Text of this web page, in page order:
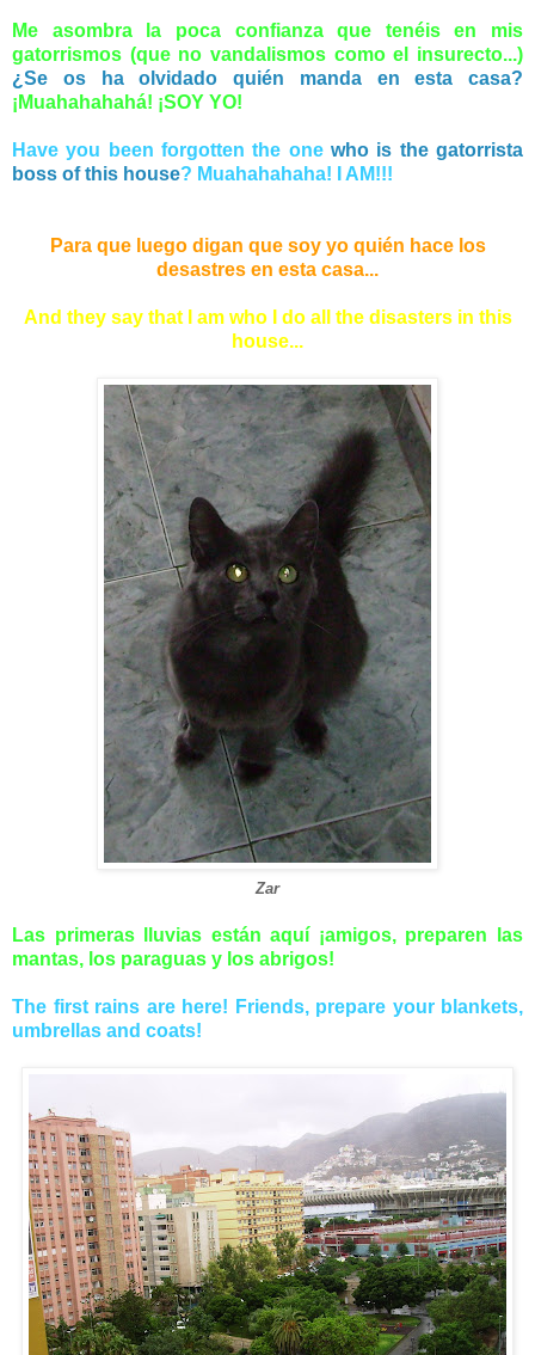
Me asombra la poca confianza que tenéis en mis
gatorrismos (que no vandalismos como el insurecto...)
¿Se os ha olvidado quién manda en esta casa?
¡Muahahahahá! ¡SOY YO!
Have you been forgotten the one who is the gatorrista
boss of this house? Muahahahaha! I AM!!!
Para que luego digan que soy yo quién hace los
desastres en esta casa...
And they say that I am who I do all the disasters in this
house...
Zar
Las primeras lluvias están aquí ¡amigos, preparen las
mantas, los paraguas y los abrigos!
The first rains are here! Friends, prepare your blankets,
umbrellas and coats!